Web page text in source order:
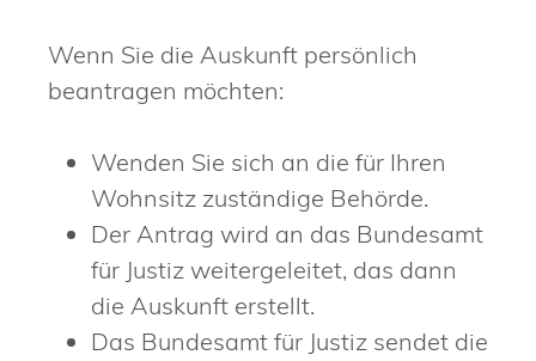
Wenn Sie die Auskunft persönlich
beantragen möchten:
Wenden Sie sich an die für Ihren
Wohnsitz zuständige Behörde.
Der Antrag wird an das Bundesamt
für Justiz weitergeleitet, das dann
die Auskunft erstellt.
Das Bundesamt für Justiz sendet die